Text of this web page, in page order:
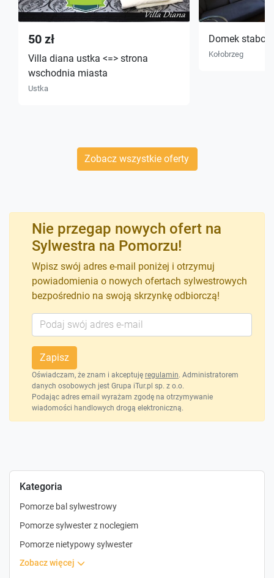
Kategoria
Pomorze bal sylwestrowy
Pomorze sylwester z noclegiem
Pomorze nietypowy sylwester
zobacz więcej
50 zł
Villa diana ustka <=> strona
wschodnia miasta
Ustka
Domek stabol
Kołobrzeg
Zobacz wszystkie oferty
Nie przegap nowych ofert na
Sylwestra na Pomorzu!
Wpisz swój adres e-mail poniżej i otrzymuj
powiadomienia o nowych ofertach sylwestrowych
bezpośrednio na swoją skrzynkę odbiorczą!
Zapisz
Oświadczam, że znam i akceptuję regulamin. Administratorem
danych osobowych jest Grupa iTur.pl sp. z o.o.
Podając adres email wyrażam zgodę na otrzymywanie
wiadomości handlowych drogą elektroniczną.